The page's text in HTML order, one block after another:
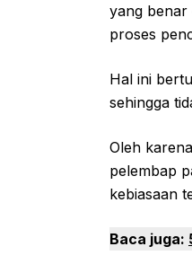
yang benar
proses
Hal ini
sehingga
Oleh
pelembap
kebiasaan
Baca juga: